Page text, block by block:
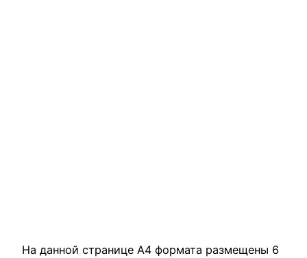
На данной странице А4 формата размещены 6